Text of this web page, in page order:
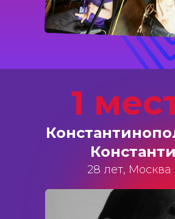
1
28 лет, Москва